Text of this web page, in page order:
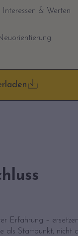
& Werten
Erfahrung –
als Startpunkt, nicht